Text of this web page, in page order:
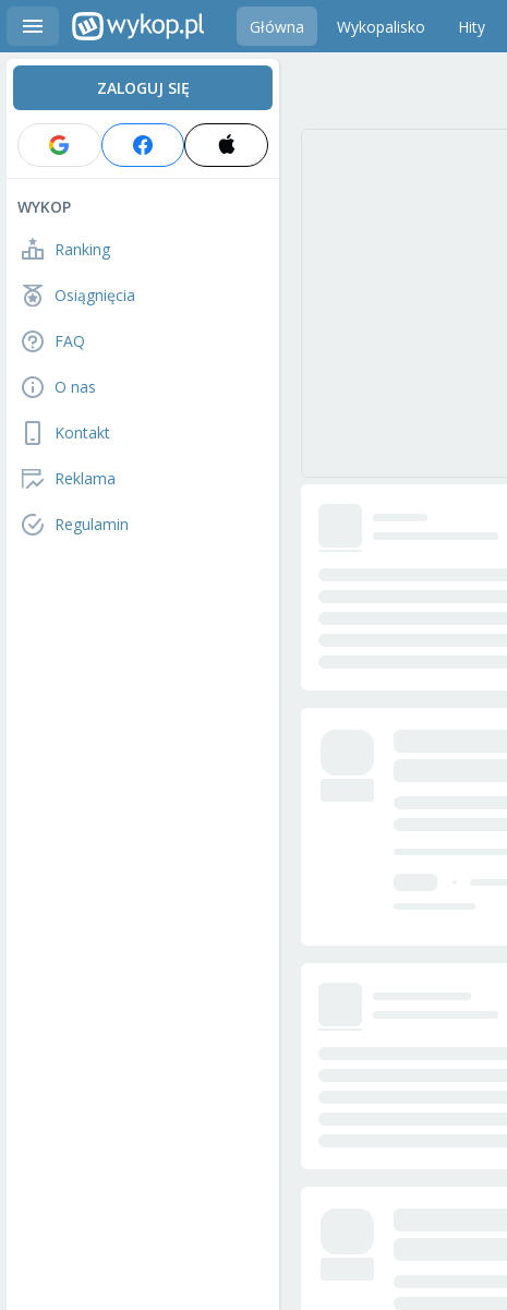
Główna Wykopalisko Hity
ZALOGUJ SIĘ
WYKOP
Ranking
Osiągnięcia
FAQ
O nas
Kontakt
Reklama
Regulamin